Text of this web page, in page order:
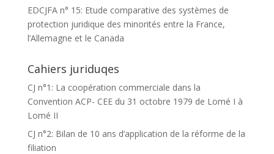
EDCJFA n° 15: Etude comparative des systèmes de
protection juridique des minorités entre la France,
l’Allemagne et le Canada
Cahiers juriduqes
CJ n°1: La coopération commerciale dans la
Convention ACP- CEE du 31 octobre 1979 de Lomé I à
Lomé II
CJ n°2: Bilan de 10 ans d’application de la réforme de la
filiation